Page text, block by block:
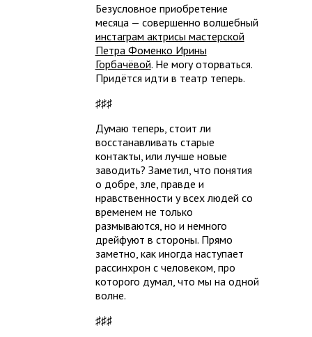
Безусловное приобретение
месяца — совершенно волшебный
инстаграм актрисы мастерской
Петра Фоменко Ирины
Горбачёвой. Не могу оторваться.
Придётся идти в театр теперь.
♯♯♯
Думаю теперь, стоит ли
восстанавливать старые
контакты, или лучше новые
заводить? Заметил, что понятия
о добре, зле, правде и
нравственности у всех людей со
временем не только
размываются, но и немного
дрейфуют в стороны. Прямо
заметно, как иногда наступает
рассинхрон с человеком, про
которого думал, что мы на одной
волне.
♯♯♯